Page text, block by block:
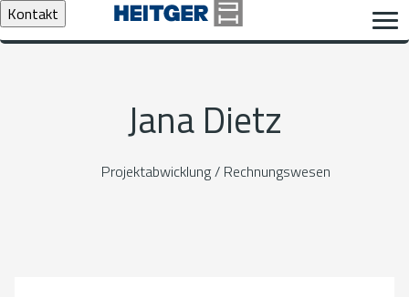
Kontakt
Jana Dietz
Projektabwicklung / Rechnungswesen